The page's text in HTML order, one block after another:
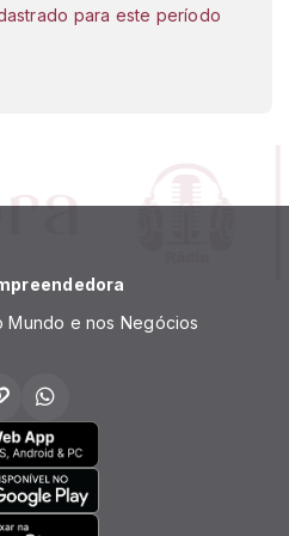
para este período
Mundo e nos Negócios